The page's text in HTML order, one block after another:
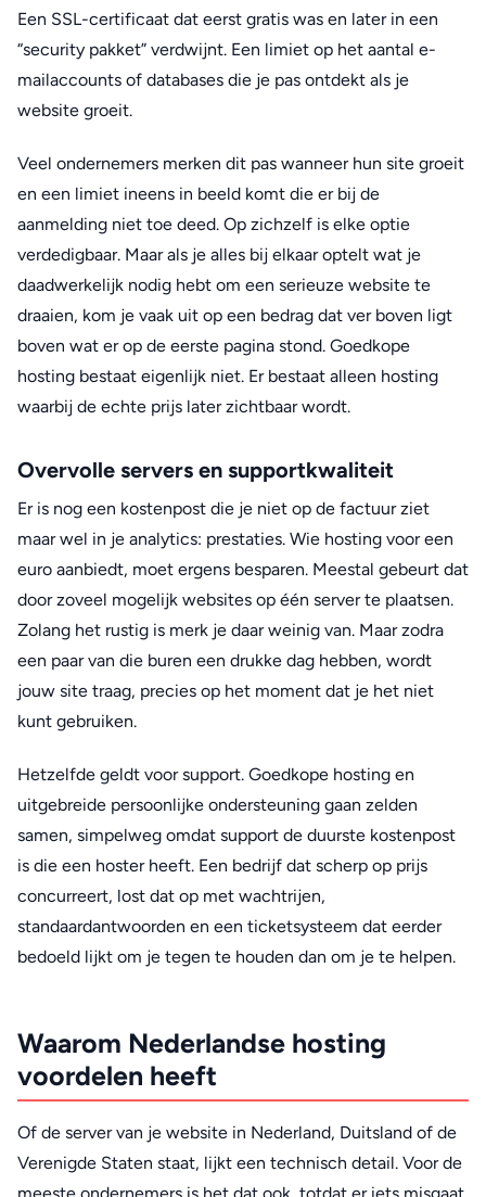
Een SSL-certificaat dat eerst gratis was en later in een
“security pakket” verdwijnt. Een limiet op het aantal e-
mailaccounts of databases die je pas ontdekt als je
website groeit.
Veel ondernemers merken dit pas wanneer hun site groeit
en een limiet ineens in beeld komt die er bij de
aanmelding niet toe deed. Op zichzelf is elke optie
verdedigbaar. Maar als je alles bij elkaar optelt wat je
daadwerkelijk nodig hebt om een serieuze website te
draaien, kom je vaak uit op een bedrag dat ver boven ligt
boven wat er op de eerste pagina stond. Goedkope
hosting bestaat eigenlijk niet. Er bestaat alleen hosting
waarbij de echte prijs later zichtbaar wordt.
Overvolle servers en supportkwaliteit
Er is nog een kostenpost die je niet op de factuur ziet
maar wel in je analytics: prestaties. Wie hosting voor een
euro aanbiedt, moet ergens besparen. Meestal gebeurt dat
door zoveel mogelijk websites op één server te plaatsen.
Zolang het rustig is merk je daar weinig van. Maar zodra
een paar van die buren een drukke dag hebben, wordt
jouw site traag, precies op het moment dat je het niet
kunt gebruiken.
Hetzelfde geldt voor support. Goedkope hosting en
uitgebreide persoonlijke ondersteuning gaan zelden
samen, simpelweg omdat support de duurste kostenpost
is die een hoster heeft. Een bedrijf dat scherp op prijs
concurreert, lost dat op met wachtrijen,
standaardantwoorden en een ticketsysteem dat eerder
bedoeld lijkt om je tegen te houden dan om je te helpen.
Waarom Nederlandse hosting
voordelen heeft
Of de server van je website in Nederland, Duitsland of de
Verenigde Staten staat, lijkt een technisch detail. Voor de